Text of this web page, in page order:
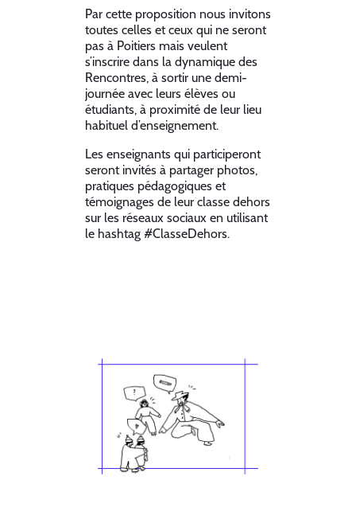
Par cette proposition nous invitons
toutes celles et ceux qui ne seront
pas à Poitiers mais veulent
s’inscrire dans la dynamique des
Rencontres, à sortir une demi-
journée avec leurs élèves ou
étudiants, à proximité de leur lieu
habituel d’enseignement.
Les enseignants qui participeront
seront invités à partager photos,
pratiques pédagogiques et
témoignages de leur classe dehors
sur les réseaux sociaux en utilisant
le hashtag #ClasseDehors.